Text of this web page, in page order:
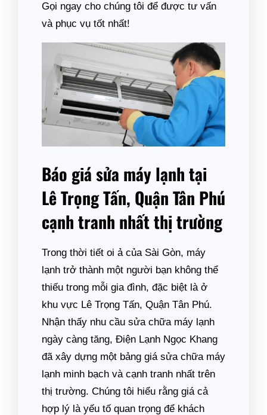
Gọi ngay cho chúng tôi để được tư vấn
và phục vụ tốt nhất!
Báo giá sửa máy lạnh tại
Lê Trọng Tấn, Quận Tân Phú
cạnh tranh nhất thị trường
Trong thời tiết oi ả của Sài Gòn, máy
lạnh trở thành một người bạn không thể
thiếu trong mỗi gia đình, đặc biệt là ở
khu vực Lê Trọng Tấn, Quận Tân Phú.
Nhận thấy nhu cầu sửa chữa máy lạnh
ngày càng tăng, Điện Lạnh Ngọc Khang
đã xây dựng một bảng giá sửa chữa máy
lạnh minh bạch và cạnh tranh nhất trên
thị trường. Chúng tôi hiểu rằng giá cả
hợp lý là yếu tố quan trọng để khách